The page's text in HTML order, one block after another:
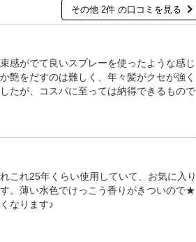
その他 2件 の口コミを見る
感がでて良いスプレーを使ったような感じ
艶をだすのは難しく、年々髪がクセが強く
たが、コスパに至っては納得できるもので
これ25年くらい使用していて、お気に入り
。薄い水色でけっこう香りがきついので★
なります♪